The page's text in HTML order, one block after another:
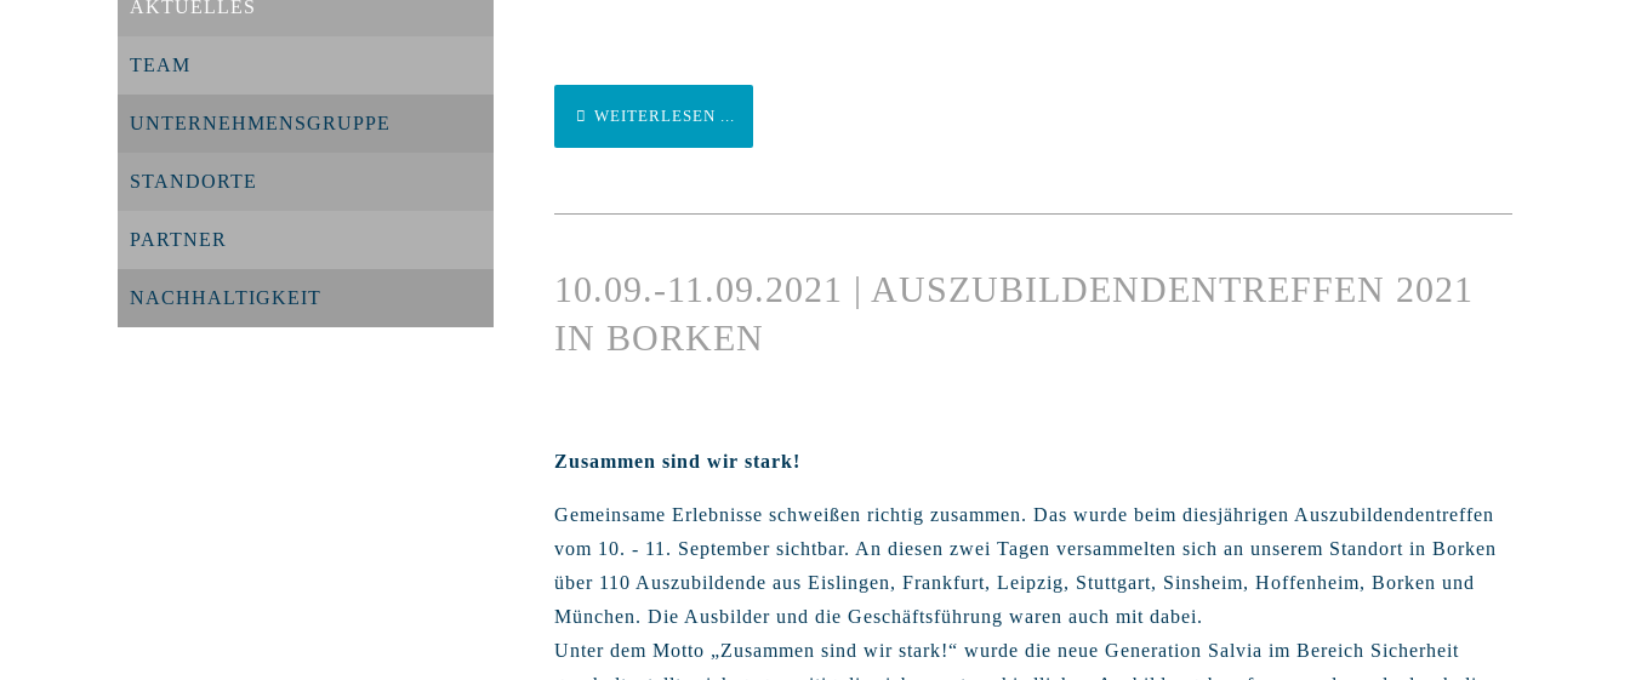
AKTUELLES
TEAM
UNTERNEHMENSGRUPPE
STANDORTE
PARTNER
NACHHALTIGKEIT
WEITERLESEN ...
10.09.-11.09.2021 | AUSZUBILDENDENTREFFEN 2021
IN BORKEN
Zusammen sind wir stark!
Gemeinsame Erlebnisse schweißen richtig zusammen. Das wurde beim diesjährigen Auszubildendentreffen
vom 10. - 11. September sichtbar. An diesen zwei Tagen versammelten sich an unserem Standort in Borken
über 110 Auszubildende aus Eislingen, Frankfurt, Leipzig, Stuttgart, Sinsheim, Hoffenheim, Borken und
München. Die Ausbilder und die Geschäftsführung waren auch mit dabei.
Unter dem Motto „Zusammen sind wir stark!“ wurde die neue Generation Salvia im Bereich Sicherheit